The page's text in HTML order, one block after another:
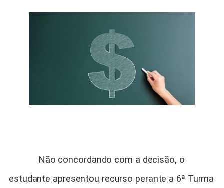
Não concordando com a decisão, o
estudante apresentou recurso perante a 6ª Turma